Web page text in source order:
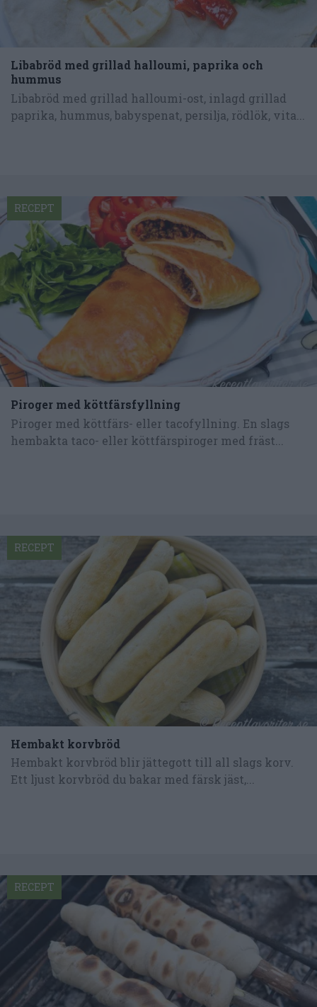
Libabröd med grillad halloumi, paprika och
hummus
Libabröd med grillad halloumi-ost, inlagd grillad
paprika, hummus, babyspenat, persilja, rödlök, vita...
Piroger med köttfärsfyllning
Piroger med köttfärs- eller tacofyllning. En slags
hembakta taco- eller köttfärspiroger med fräst...
RECEPT
Hembakt korvbröd
Hembakt korvbröd blir jättegott till all slags korv.
Ett ljust korvbröd du bakar med färsk jäst,...
RECEPT
RECEPT